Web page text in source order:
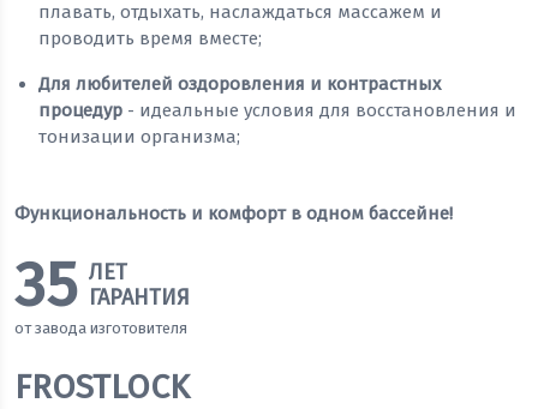
плавать, отдыхать, наслаждаться массажем и
проводить время вместе;
Для любителей оздоровления и контрастных
процедур - идеальные условия для восстановления и
тонизации организма;
Функциональность и комфорт в одном бассейне!
35 ЛЕТ
ГАРАНТИЯ
от завода изготовителя
FROSTLOCK